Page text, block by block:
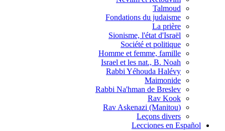
Talmoud
Fondations du judaisme
La prière
Sionisme, l'état d'Israël
Société et politique
Homme et femme, famille
Israel et les nat., B. Noah
Rabbi Yéhouda Halévy
Maimonide
Rabbi Na'hman de Breslev
Rav Kook
(Rav Askenazi (Manitou
Leçons divers
Lecciones en Español